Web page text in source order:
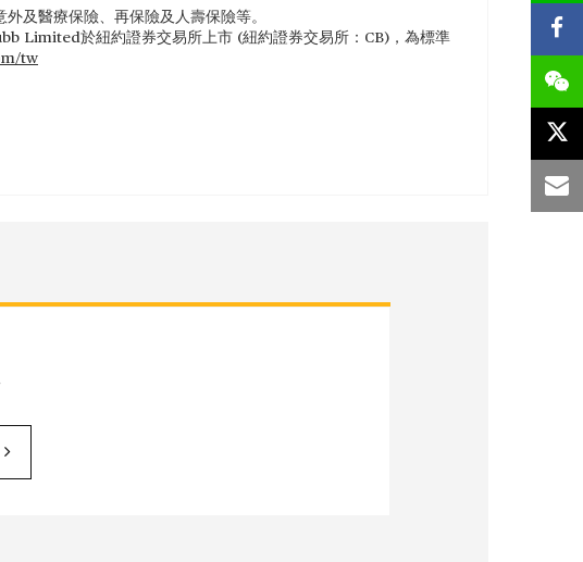
及醫療保險、再保險及人壽保險等。
Limited於紐約證券交易所上市 (紐約證券交易所：CB)，為標準
tw